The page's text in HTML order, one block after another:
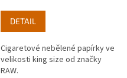
DETAIL
Cigaretové nebělené papírky ve
velikosti king size od značky
RAW.